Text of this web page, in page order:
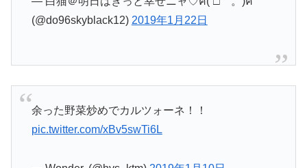
(@do96skyblack12) 2019年1月22日
余った野菜炒めでカルツォーネ！！
pic.twitter.com/xBv5swTi6L